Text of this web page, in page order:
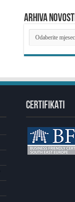
ARHIVA NOVOSTI
ARHIVA
NOVOSTI
CERTIFIKATI